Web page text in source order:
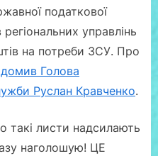
податкової
управлінь
на потреби ЗСУ. Про
Голова
Руслан Кравченко.
такі листи надсилають
наголошую! ЦЕ